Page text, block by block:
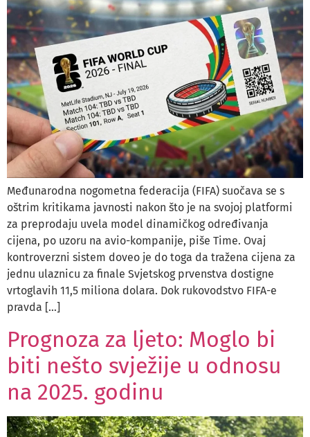
Međunarodna nogometna federacija (FIFA) suočava se s
oštrim kritikama javnosti nakon što je na svojoj platformi
za preprodaju uvela model dinamičkog određivanja
cijena, po uzoru na avio-kompanije, piše Time. Ovaj
kontroverzni sistem doveo je do toga da tražena cijena za
jednu ulaznicu za finale Svjetskog prvenstva dostigne
vrtoglavih 11,5 miliona dolara. Dok rukovodstvo FIFA-e
pravda […]
Prognoza za ljeto: Moglo bi
biti nešto svježije u odnosu
na 2025. godinu